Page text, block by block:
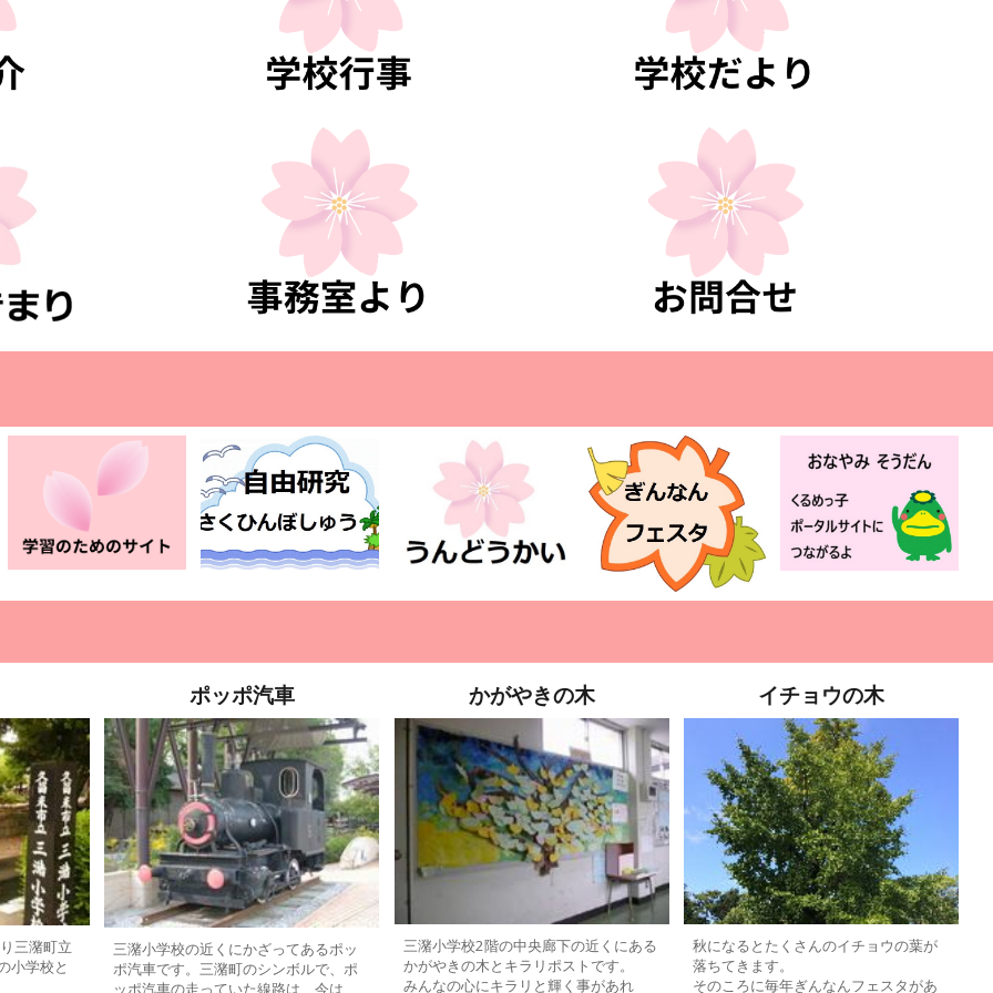
三潴町立
小学校と
ポッポ汽車
三潴小学校の近くにかざってあるポッ
ポ汽車です。三潴町のシンボルで、ポ
ッポ汽車の走っていた線路は、今は、
かがやきの木
三潴小学校2階の中央廊下の近くにある
かがやきの木とキラリポストです。
みんなの心にキラリと輝く事があれ
イチョウの木
秋になるとたくさんのイチョウの葉が
落ちてきます。
そのころに毎年ぎんなんフェスタがあ